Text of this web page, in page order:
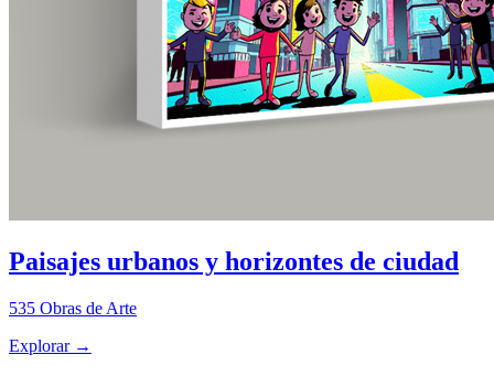
Paisajes urbanos y horizontes de ciudad
535 Obras de Arte
Explorar→